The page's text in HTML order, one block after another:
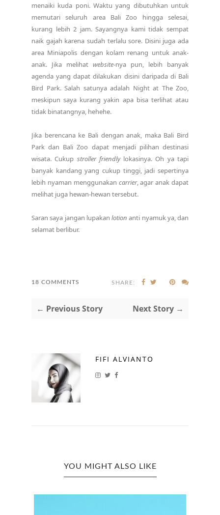
menaiki kuda poni. Waktu yang dibutuhkan untuk
memutari seluruh area Bali Zoo hingga selesai,
kurang lebih 2 jam. Sayangnya kami tidak sempat
naik gajah karena sudah terlalu sore. Disini juga ada
area Miniapolis dengan kolam renang untuk anak-
anak. Jika melihat website-nya pun, lebih banyak
agenda yang dapat dilakukan disini daripada di Bali
Bird Park. Salah satunya adalah Night at The Zoo,
meskipun saya kurang yakin apa bisa terlihat atau
tidak binatangnya, hehehe.
Jika berencana ke Bali dengan anak, maka Bali Bird
Park dan Bali Zoo dapat menjadi pilihan destinasi
wisata. Cukup stroller friendlylokasinya. Oh ya tapi
banyak kandang yang cukup tinggi, jadi sepertinya
lebih nyaman menggunakan carrier, agar anak dapat
melihat juga hewan-hewan tersebut.
Saran saya jangan lupakan lotion anti nyamuk ya, dan
selamat berlibur.
18 COMMENTS SHARE:
← Previous Story Next Story →
FIFI ALVIANTO
YOU MIGHT ALSO LIKE